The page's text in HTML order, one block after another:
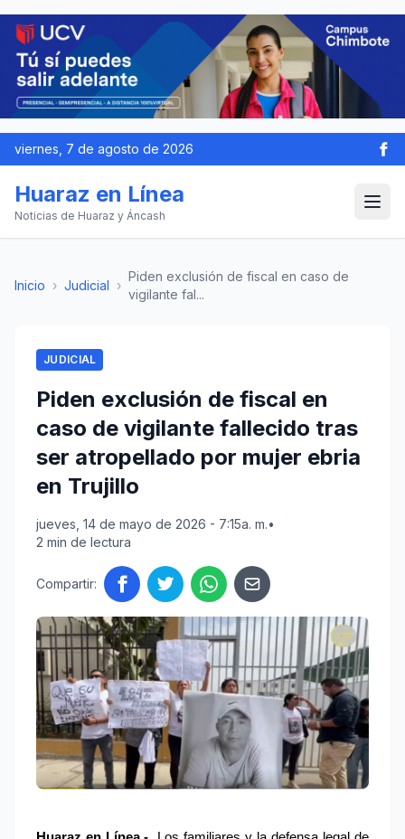
viernes, 7 de agosto de 2026
Huaraz en Línea
Noticias de Huaraz y Áncash
Inicio › Judicial ›
Piden exclusión de fiscal en caso de
vigilante fal...
JUDICIAL
Piden exclusión de fiscal en
caso de vigilante fallecido tras
ser atropellado por mujer ebria
en Trujillo
jueves, 14 de mayo de 2026 - 7:15a. m.•
2 min de lectura
Compartir: